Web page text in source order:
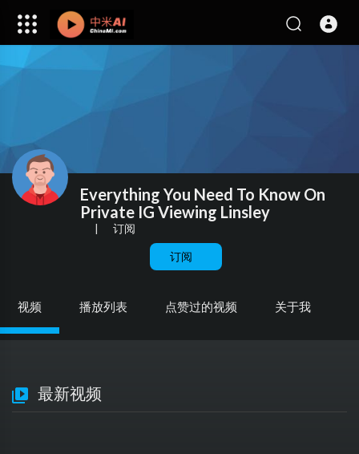
Everything You Need To Know On
Private IG Viewing Linsley
| 订阅
订阅
视频 播放列表 点赞过的视频 关于我
最新视频